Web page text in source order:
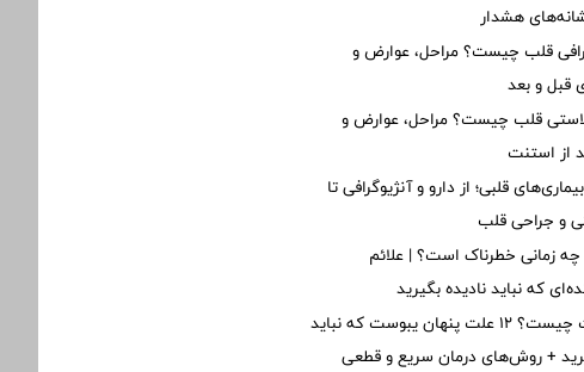
هشدار
قلب چیست؟ مراحل، عوارض و
قبل و بعد
قلب چیست؟ مراحل، عوارض و
از استنت
قلبی؛ از دارو و آنژیوگرافی تا
و جراحی قلب
زمانی خطرناک است؟ | علائم
که نباید نادیده بگیرید
یبوست چیست؟ ۱۲ علت پنهان یبوست که نباید
+ روش‌های درمان سریع و قطعی